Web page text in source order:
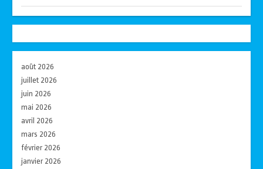
août 2026
juillet 2026
juin 2026
mai 2026
avril 2026
mars 2026
février 2026
janvier 2026